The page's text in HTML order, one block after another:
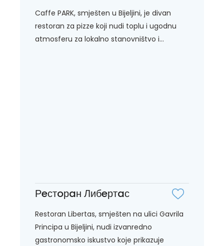
Caffe PARK, smješten u Bijeljini, je divan
restoran za pizze koji nudi toplu i ugodnu
atmosferu za lokalno stanovništvo i...
Рeстoрaн Либeртaс
Restoran Libertas, smješten na ulici Gavrila
Principa u Bijeljini, nudi izvanredno
gastronomsko iskustvo koje prikazuje